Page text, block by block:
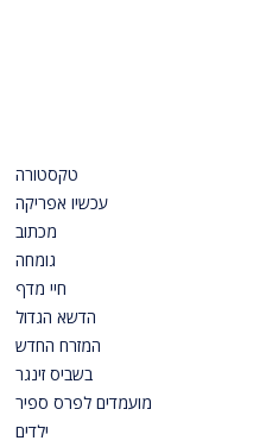
טקסטורה
עכשיו אפריקה
מכתוב
גומחה
חיי מדף
הדשא הגדול
המזרח החדש
בשביס זינגר
מועמדים לפרס ספיר
ילדים